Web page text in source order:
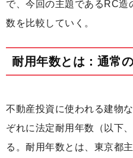
で、今回の主題であるRC造
数を比較していく。
耐用年数とは：通常
不動産投資に使われる建物
ぞれに法定耐用年数（以下
る。耐用年数とは、東京都